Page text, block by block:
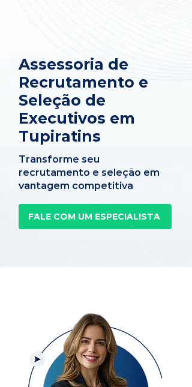
Assessoria de
Recrutamento e
Seleção de
Executivos em
Tupiratins
Transforme seu
recrutamento e seleção em
vantagem competitiva
FALE COM UM ESPECIALISTA